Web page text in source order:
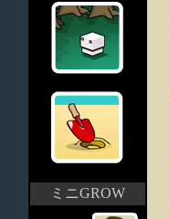
ミニGROW